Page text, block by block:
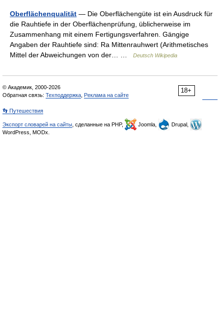
Oberflächenqualität — Die Oberflächengüte ist ein Ausdruck für
die Rauhtiefe in der Oberflächenprüfung, üblicherweise im
Zusammenhang mit einem Fertigungsverfahren. Gängige
Angaben der Rauhtiefe sind: Ra Mittenrauhwert (Arithmetisches
Mittel der Abweichungen von der… …
Deutsch Wikipedia
18+
© Академик, 2000-2026
Обратная связь: Техподдержка Реклама на сайте
👣 Путешествия
Экспорт словарей на сайты , сделанные на PHP, Joomla,
Drupal,
WordPress, MODx.